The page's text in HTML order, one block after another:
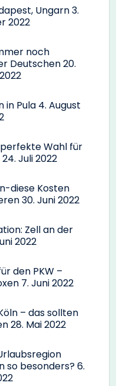
Ungarn3.
2022
noch
Deutschen20.
in Pula 4. August
Wahl für
24. Juli 2022
diese Kosten
30. Juni 2022
Zell an der
2022
den PKW –
7. Juni 2022
– das sollten
28. Mai 2022
so besonders?6.